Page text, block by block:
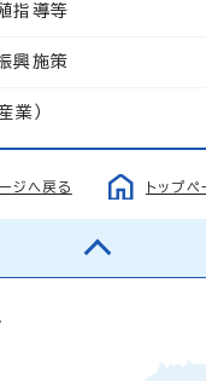
指導等
興施策
業）
ジへ戻る トップ